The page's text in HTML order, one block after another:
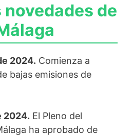
novedades de
2024. Comienza a
bajas emisiones de
2024. El Pleno del
ha aprobado de